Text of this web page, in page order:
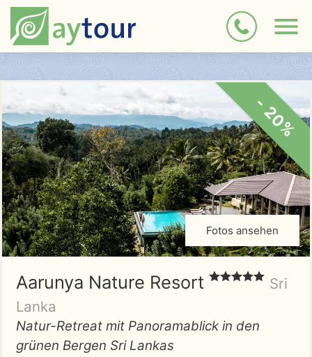
Fotos ansehen
- 20%
Aarunya Nature Resort
Sri
Lanka
Natur-Retreat mit Panoramablick in den
grünen Bergen Sri Lankas